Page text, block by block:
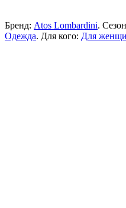
Бренд: Atos Lombardini.
Одежда. Для кого: Для